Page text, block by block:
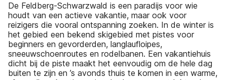
De Feldberg-Schwarzwald is een paradijs voor wie
houdt van een actieve vakantie, maar ook voor
reizigers die vooral ontspanning zoeken. In de winter is
het gebied een bekend skigebied met pistes voor
beginners en gevorderden, langlaufloipes,
sneeuwschoenroutes en rodelbanen. Een vakantiehuis
dicht bij de piste maakt het eenvoudig om de hele dag
buiten te zijn en ’s avonds thuis te komen in een warme,